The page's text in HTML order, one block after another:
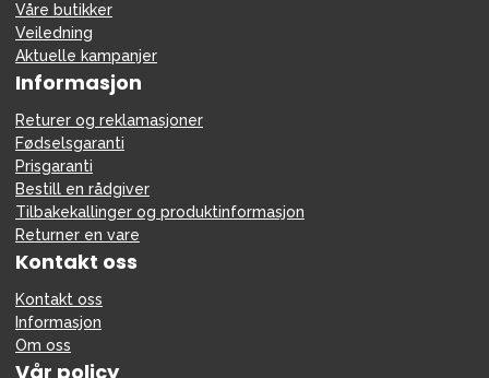
Våre butikker
Veiledning
Aktuelle kampanjer
Informasjon
Returer og reklamasjoner
Fødselsgaranti
Prisgaranti
Bestill en rådgiver
Tilbakekallinger og produktinformasjon
Returner en vare
Kontakt oss
Kontakt oss
Informasjon
Om oss
Vår policy